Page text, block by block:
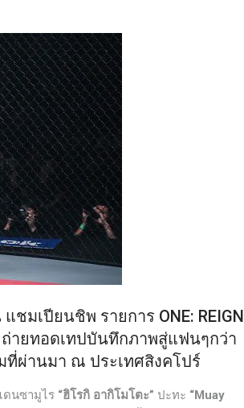
ชมเปียนชิพ รายการ ONE: REIGN
ถ่ายทอดเทปบันทึกภาพสู่แฟนๆกว่า
ที่ผ่านมา ณ ประเทศสิงคโปร์
ดนซามูไร “ฮิโรกิ อากิโมโตะ” ปะทะ “Muay